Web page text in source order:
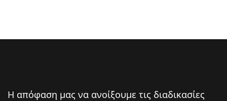
Η απόφαση μας να ανοίξουμε τις διαδικασίες